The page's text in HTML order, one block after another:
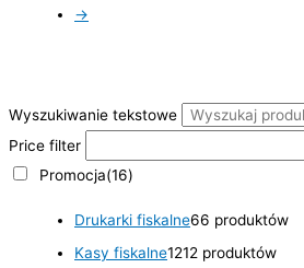
Wyszukiwanie tekstowe
Price filter
Promocja(16)
Drukarki fiskalne66 produktów
Kasy fiskalne1212 produktów
→